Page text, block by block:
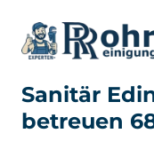
Inhalt
springen
Sanitär
betreuen